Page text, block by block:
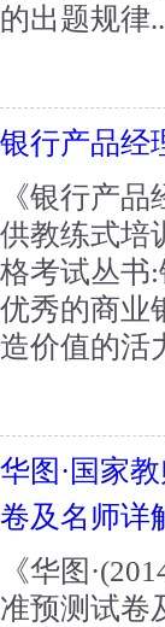
的出题规律
银行产品经
《银行产
供教练式培
格考试丛书
优秀的商业
造价值的活
华图·国家
卷及名师详
《华图
准预测试卷